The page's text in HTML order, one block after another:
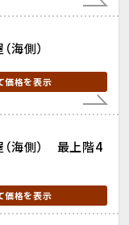
海側）
価格を表示
（海側） 最上階4
価格を表示